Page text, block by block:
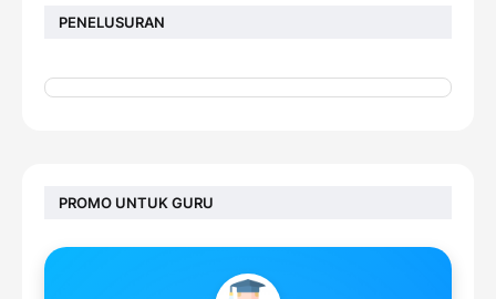
PENELUSURAN
PROMO UNTUK GURU